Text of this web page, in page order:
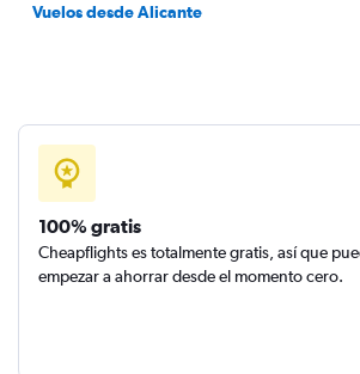
Vuelos desde Alicante
100% gratis
Cheapflights es totalmente gratis, así que
empezar a ahorrar desde el momento cero.